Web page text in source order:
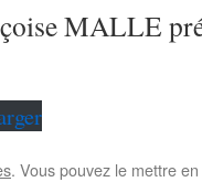
MALLE
. Vous pouvez le mettre